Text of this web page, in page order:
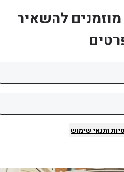
להשאיר
ותנאי שימוש